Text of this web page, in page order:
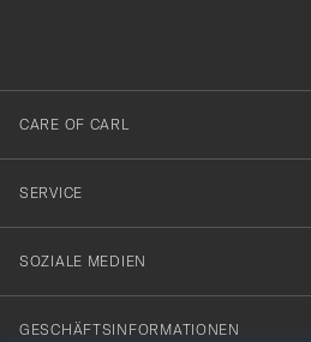
dig
till
vårt
nyhetsbrev!
CARE OF CARL
SERVICE
SOZIALE MEDIEN
GESCHÄFTSINFORMATIONEN